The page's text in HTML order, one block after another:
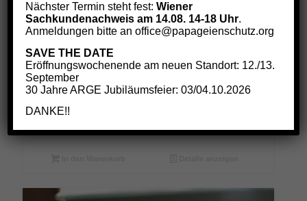
Spendensammlung
Nächster Termin steht fest:Wiener
Sachkundenachweis am 14.08. 14-18 Uhr.
Anmeldungen bitte an office@papageienschutz.org
SAVE THE DATE
Eröffnungswochenende am neuen Standort: 12./13.
September
30 Jahre ARGE Jubiläumsfeier: 03/04.10.2026
DANKE!!